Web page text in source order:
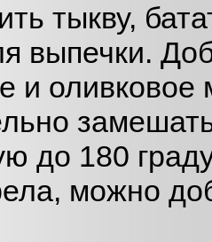
тыкву,
выпечки.
и оливковое
до 180
можно